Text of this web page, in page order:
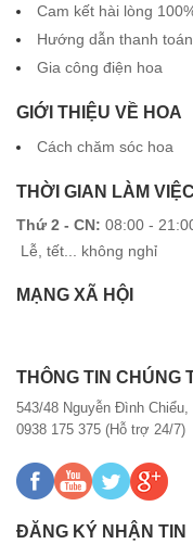
Cam kết hài lòng
Hướng dẫn thanh toán
Gia công điện hoa
GIỚI THIỆU VỀ HOA
Cách chăm sóc hoa
THỜI GIAN LÀM VIỆC
Thứ 2 - CN: 08:00 -
Lễ, tết... không nghỉ
MẠNG XÃ HỘI
THÔNG TIN CHÚNG
543/48 Nguyễn Đình
0938 175 375 (Hỗ trợ 24/7)
ĐĂNG KÝ NHẬN TIN